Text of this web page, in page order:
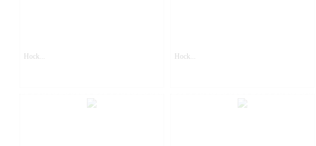
Hock... Hock...